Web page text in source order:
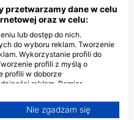
przetwarzamy dane w celu
oraz w celu:
lub dostęp do nich.
do wyboru reklam. Tworzenie
Wykorzystanie profili do
profili z myślą o
profili w doborze
reklam. Pomiar
i ulepszanie usług.
do wyboru treści
Nie zgadzam się